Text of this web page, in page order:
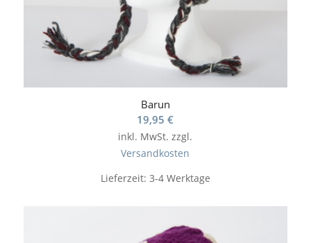
Barun
19,95€
inkl. MwSt. zzgl.
Versandkosten
Lieferzeit: 3-4 Werktage